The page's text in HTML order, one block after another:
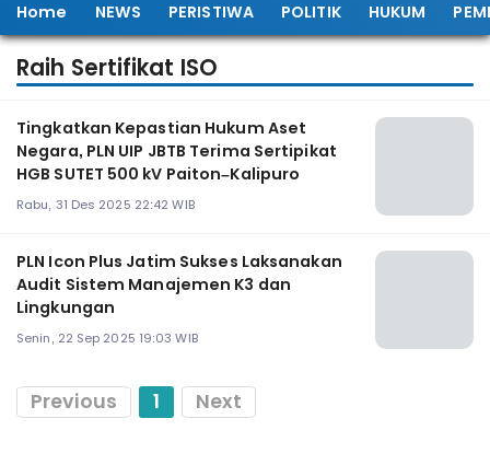
Home NEWS PERISTIWA POLITIK HUKUM
Raih Sertifikat ISO
Tingkatkan Kepastian Hukum Aset
Negara, PLN UIP JBTB Terima Sertipikat
HGB SUTET 500 kV Paiton–Kalipuro
Rabu, 31 Des 2025 22:42 WIB
PLN Icon Plus Jatim Sukses Laksanakan
Audit Sistem Manajemen K3 dan
Lingkungan
Senin, 22 Sep 2025 19:03 WIB
Previous 1 Next